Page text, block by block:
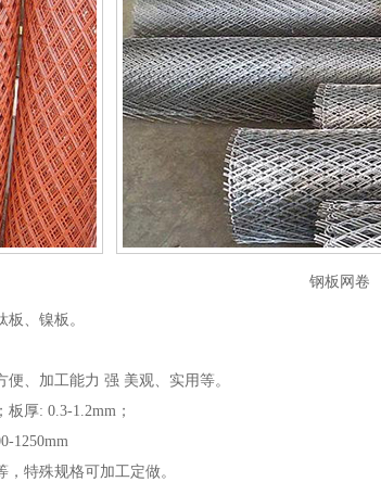
钢板网卷
、镍板。
、加工能力 强 美观、实用等。
厚: 0.3-1.2mm；
1250mm
特殊规格可加工定做。